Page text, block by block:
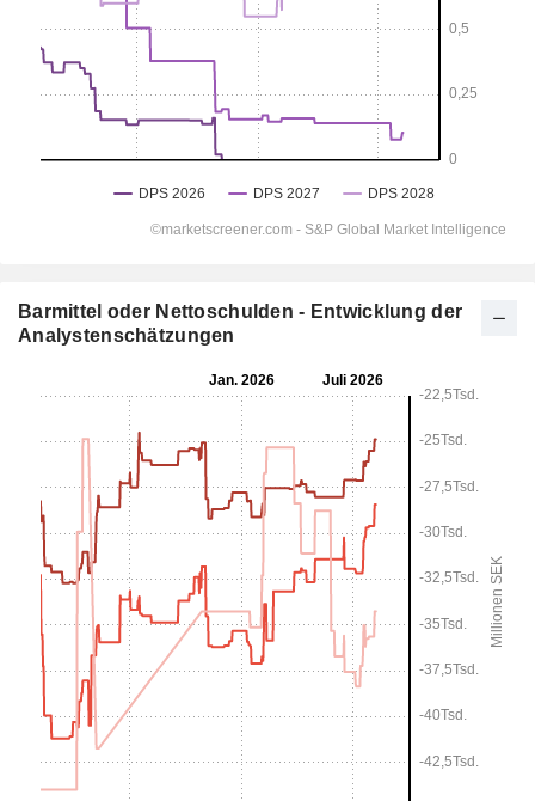
Barmittel oder Nettoschulden - Entwicklung der
Analystenschätzungen